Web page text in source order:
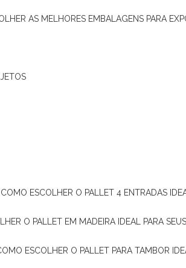
AS MELHORES EMBALAGENS PARA
COMO ESCOLHER O PALLET 4 ENTRADAS
O PALLET EM MADEIRA IDEAL PARA
COMO ESCOLHER O PALLET PARA TAMBOR